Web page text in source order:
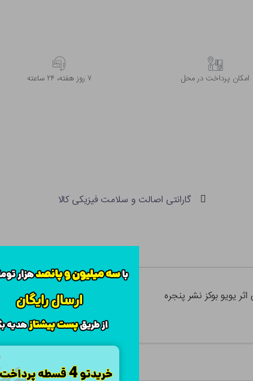
امکان پرداخت در محل ۷ روز ﻫﻔﺘﻪ، ۲۴ ﺳﺎﻋﺘﻪ
گارانتی اصالت و سلامت فیزیکی کالا